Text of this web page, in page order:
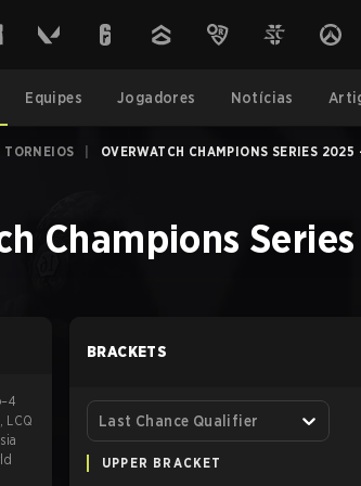
Equipes Jogadores Notícias
TORNEIOS OVERWATCH CHAMPIONS SERIES 2025
Champions
LCQ
BRACKETS
Last Chance Qualifier
UPPER BRACKET